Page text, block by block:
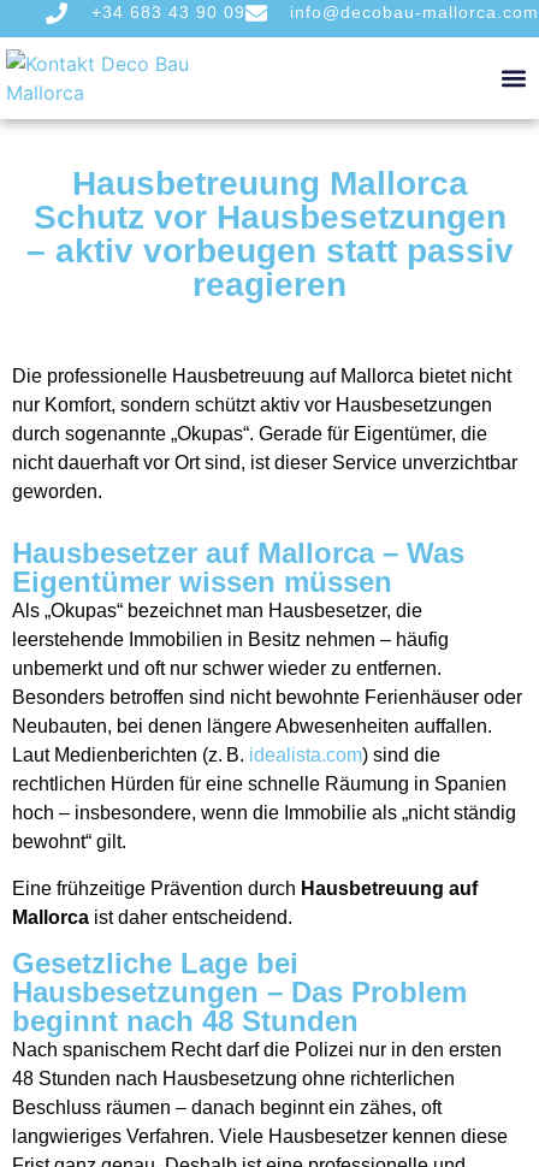
+34 683 43 90 09 info@decobau-mallorca.com
Hausbetreuung Mallorca
Schutz vor Hausbesetzungen
– aktiv vorbeugen statt passiv
reagieren
Die professionelle Hausbetreuung auf Mallorca bietet nicht
nur Komfort, sondern schützt aktiv vor Hausbesetzungen
durch sogenannte „Okupas“. Gerade für Eigentümer, die
nicht dauerhaft vor Ort sind, ist dieser Service unverzichtbar
geworden.
Hausbesetzer auf Mallorca – Was
Eigentümer wissen müssen
Als „Okupas“ bezeichnet man Hausbesetzer, die
leerstehende Immobilien in Besitz nehmen – häufig
unbemerkt und oft nur schwer wieder zu entfernen.
Besonders betroffen sind nicht bewohnte Ferienhäuser oder
Neubauten, bei denen längere Abwesenheiten auffallen.
Laut Medienberichten (z. B. idealista.com) sind die
rechtlichen Hürden für eine schnelle Räumung in Spanien
hoch – insbesondere, wenn die Immobilie als „nicht ständig
bewohnt“ gilt.
Eine frühzeitige Prävention durch Hausbetreuung auf
Mallorca ist daher entscheidend.
Gesetzliche Lage bei
Hausbesetzungen – Das Problem
beginnt nach 48 Stunden
Nach spanischem Recht darf die Polizei nur in den ersten
48 Stunden nach Hausbesetzung ohne richterlichen
Beschluss räumen – danach beginnt ein zähes, oft
langwieriges Verfahren. Viele Hausbesetzer kennen diese